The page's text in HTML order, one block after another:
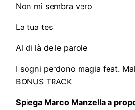
Non mi sembra vero
La tua tesi
Al di là delle parole
I sogni perdono magia feat.
BONUS TRACK
Spiega Marco Manzella a